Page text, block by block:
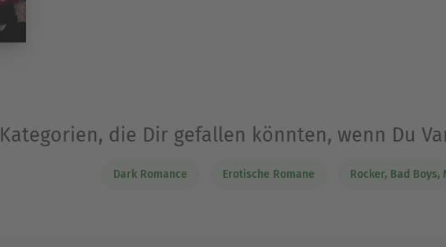
Kategorien, die Dir gefallen könnten, wenn Du
Dark Romance Erotische Romane Rocker, Bad Boys,